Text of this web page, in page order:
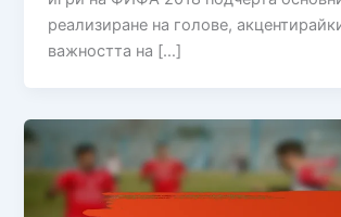
реализиране на голове,
важността на […]